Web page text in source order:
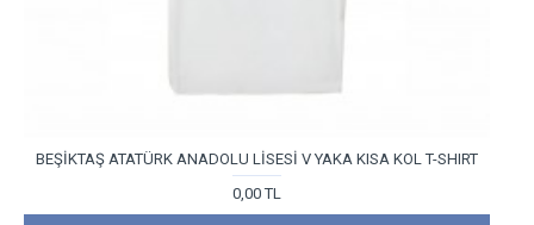
BEŞİKTAŞ ATATÜRK ANADOLU LİSESİ V YAKA KISA KOL T-SHIRT
0,00 TL